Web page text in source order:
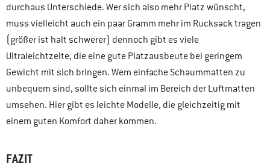
durchaus Unterschiede. Wer sich also mehr Platz wünscht,
muss vielleicht auch ein paar Gramm mehr im Rucksack tragen
(größer ist halt schwerer) dennoch gibt es viele
Ultraleichtzelte, die eine gute Platzausbeute bei geringem
Gewicht mit sich bringen. Wem einfache Schaummatten zu
unbequem sind, sollte sich einmal im Bereich der Luftmatten
umsehen. Hier gibt es leichte Modelle, die gleichzeitig mit
einem guten Komfort daher kommen.
FAZIT